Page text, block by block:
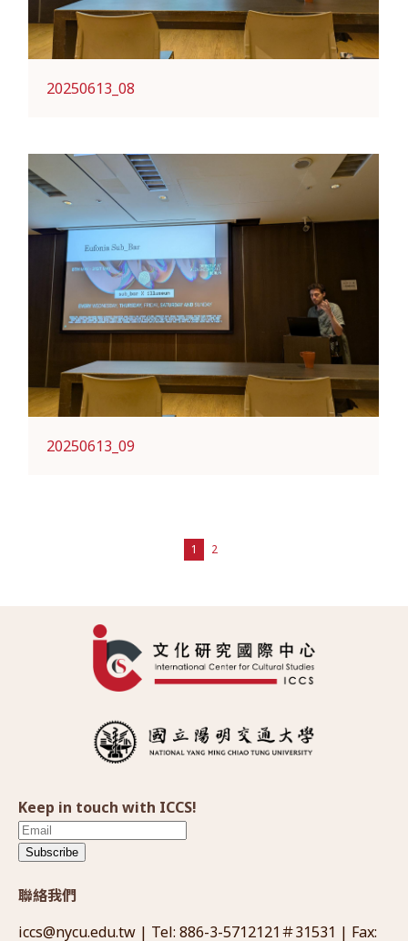
20250613_08
20250613_09
1 2
Keep in touch with ICCS!
Subscribe
聯絡我們
iccs@nycu.edu.tw | Tel: 886-3-5712121＃31531 | Fax: